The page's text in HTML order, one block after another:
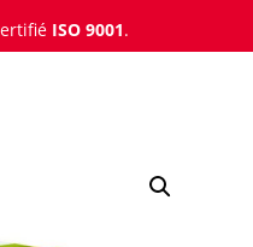
ISO 9001.